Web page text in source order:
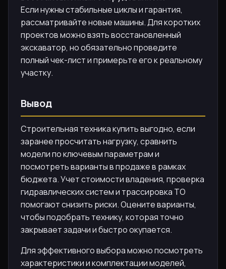
Если нужны стабильные циклы и гарантия,
рассматривайте новые машины. Для коротких
проектов можно взять восстановленный
экскаватор, но обязательно проведите
полный чек-лист и примерьте его к реальному
участку.
Вывод
Строительная техника купить выгодно, если
заранее просчитать нагрузку, сравнить
модели по ключевым параметрам и
посмотреть варианты в продаже в рамках
бюджета. Учет стоимости владения, проверка
гидравлических систем и трассировка ТО
помогают снизить риски. Оцените варианты,
чтобы подобрать технику, которая точно
закрывает задачи и быстро окупается.
Для эффективного выбора можно посмотреть
характеристики и комплектации моделей,